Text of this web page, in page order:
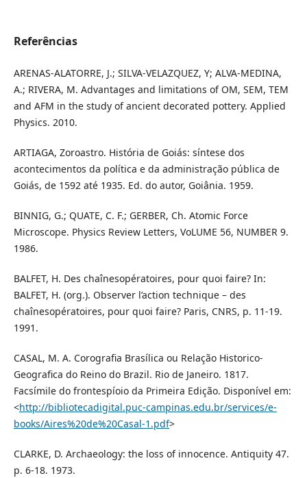
Referências
ARENAS-ALATORRE, J.; SILVA-VELAZQUEZ, Y; ALVA-MEDINA,
A.; RIVERA, M. Advantages and limitations of OM, SEM, TEM
and AFM in the study of ancient decorated pottery. Applied
Physics. 2010.
ARTIAGA, Zoroastro. História de Goiás: síntese dos
acontecimentos da política e da administração pública de
Goiás, de 1592 até 1935. Ed. do autor, Goiânia. 1959.
BINNIG, G.; QUATE, C. F.; GERBER, Ch. Atomic Force
Microscope. Physics Review Letters, VoLUME 56, NUMBER 9.
1986.
BALFET, H. Des chaînesopératoires, pour quoi faire? In:
BALFET, H. (org.). Observer l’action technique – des
chaînesopératoires, pour quoi faire? Paris, CNRS, p. 11-19.
1991.
CASAL, M. A. Corografia Brasílica ou Relação Historico-
Geografica do Reino do Brazil. Rio de Janeiro. 1817.
Facsímile do frontespíoio da Primeira Edição. Disponível em:
<http://bibliotecadigital.puc-campinas.edu.br/services/e-
books/Aires%20de%20Casal-1.pdf>
CLARKE, D. Archaeology: the loss of innocence. Antiquity 47.
p. 6-18. 1973.